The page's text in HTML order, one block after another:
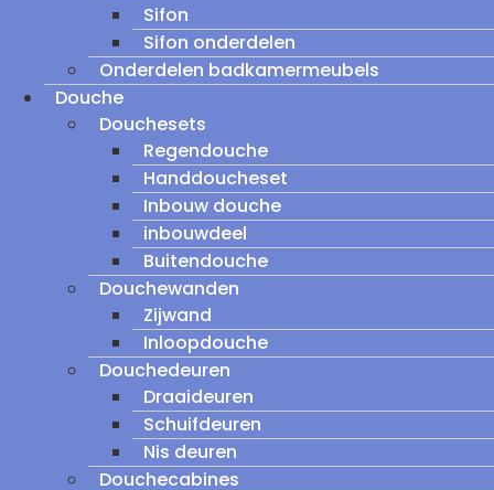
Sifon
Sifon onderdelen
Onderdelen badkamermeubels
Douche
Douchesets
Regendouche
Handdoucheset
Inbouw douche
inbouwdeel
Buitendouche
Douchewanden
Zijwand
Inloopdouche
Douchedeuren
Draaideuren
Schuifdeuren
Nis deuren
Douchecabines